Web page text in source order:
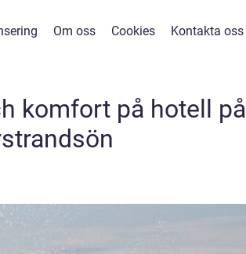
Om oss Cookies Kontakta oss
komfort på hotell på